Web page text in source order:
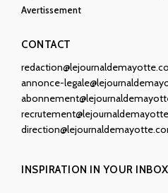
Avertissement
CONTACT
annonce-
INSPIRATION IN YOUR INBOX